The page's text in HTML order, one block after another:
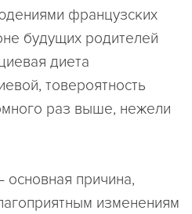
французских
будущих родителей
диета
товероятность
раз выше, нежели
причина,
изменениям